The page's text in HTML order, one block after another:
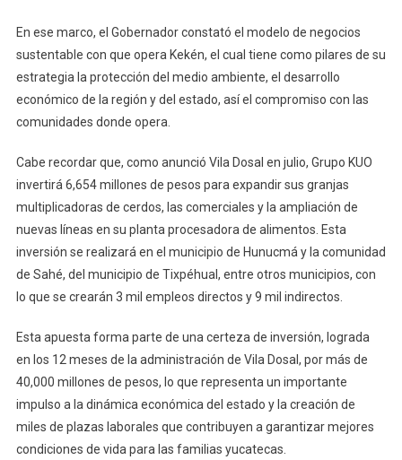
En ese marco, el Gobernador constató el modelo de negocios
sustentable con que opera Kekén, el cual tiene como pilares de su
estrategia la protección del medio ambiente, el desarrollo
económico de la región y del estado, así el compromiso con las
comunidades donde opera.
Cabe recordar que, como anunció Vila Dosal en julio, Grupo KUO
invertirá 6,654 millones de pesos para expandir sus granjas
multiplicadoras de cerdos, las comerciales y la ampliación de
nuevas líneas en su planta procesadora de alimentos. Esta
inversión se realizará en el municipio de Hunucmá y la comunidad
de Sahé, del municipio de Tixpéhual, entre otros municipios, con
lo que se crearán 3 mil empleos directos y 9 mil indirectos.
Esta apuesta forma parte de una certeza de inversión, lograda
en los 12 meses de la administración de Vila Dosal, por más de
40,000 millones de pesos, lo que representa un importante
impulso a la dinámica económica del estado y la creación de
miles de plazas laborales que contribuyen a garantizar mejores
condiciones de vida para las familias yucatecas.